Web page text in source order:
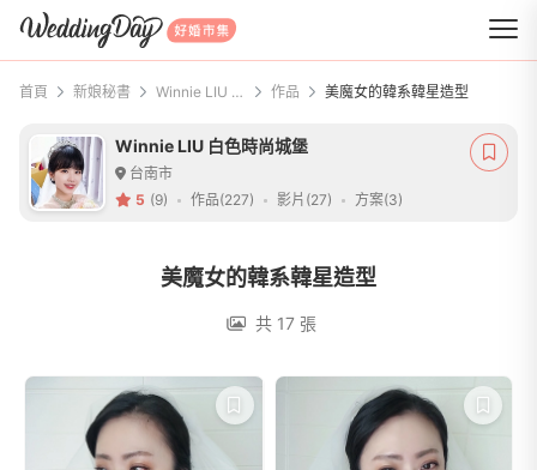
WeddingDay 好婚市集
首頁 新娘秘書 Winnie LIU 白色時尚城堡 作品 美魔女的韓系韓星造型
Winnie LIU 白色時尚城堡
台南市
5 (9) 作品(227) 影片(27) 方案(3)
美魔女的韓系韓星造型
共 17 張